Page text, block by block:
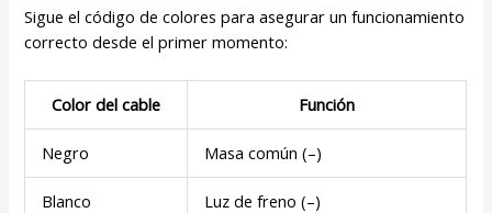
Sigue el código de colores para asegurar un funcionamiento
correcto desde el primer momento:
Color del cable Función
Negro Masa común (–)
Blanco Luz de freno (–)